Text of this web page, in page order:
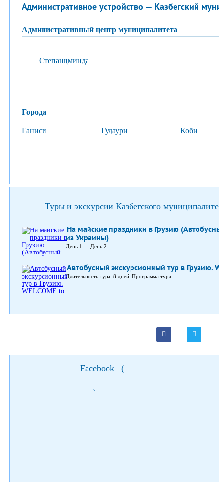
Административное устройство — Казбегский
административный центр муниципалитета
Степанцминда
города
Ганиси Гудаури Коби
Туры и экскурсии Казбегского
На майские праздники в Грузию
из Украины)
День 1 — День 2
Автобусный экскурсионный тур в Грузию.
Длительность тура: 8 дней. Программа тура:
Facebook (
)